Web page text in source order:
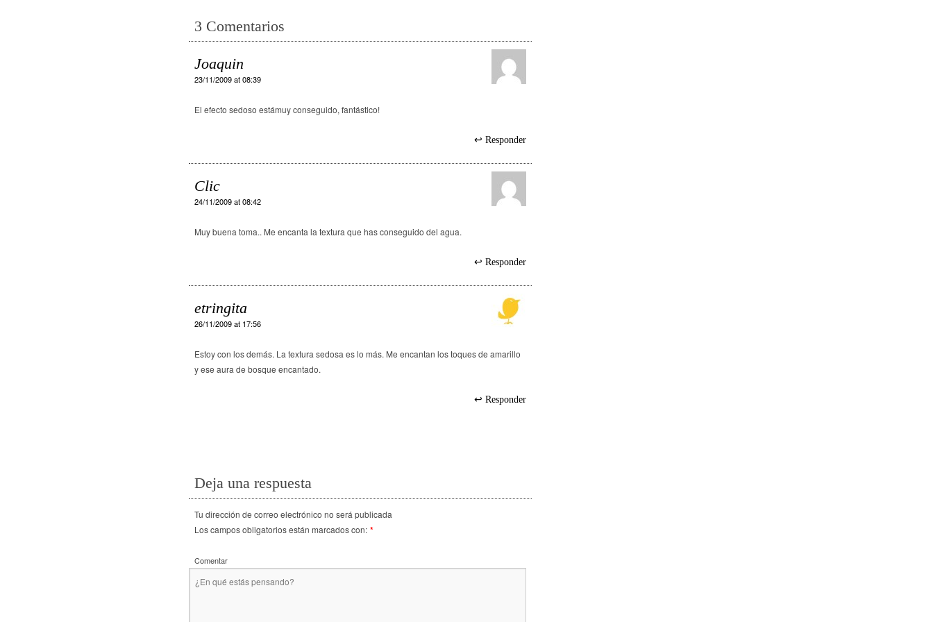
3 Comentarios
Joaquin
23/11/2009 at 08:39
El efecto sedoso estámuy conseguido, fantástico!
Responder
Clic
24/11/2009 at 08:42
Muy buena toma.. Me encanta la textura que has conseguido del agua.
Responder
etringita
26/11/2009 at 17:56
Estoy con los demás. La textura sedosa es lo más. Me encantan los toques de amarillo
y ese aura de bosque encantado.
Responder
Deja una respuesta
Tu dirección de correo electrónico no será publicada
Los campos obligatorios están marcados con: *
Comentar